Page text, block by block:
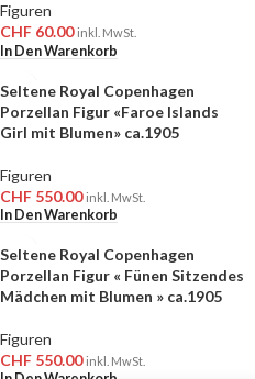
Figuren
CHF 60.00 inkl. MwSt.
In Den Warenkorb
Seltene Royal Copenhagen
Porzellan Figur «Faroe Islands
Girl mit Blumen» ca.1905
Figuren
CHF 550.00 inkl. MwSt.
In Den Warenkorb
Seltene Royal Copenhagen
Porzellan Figur « Fünen Sitzendes
Mädchen mit Blumen » ca.1905
Figuren
CHF 550.00 inkl. MwSt.